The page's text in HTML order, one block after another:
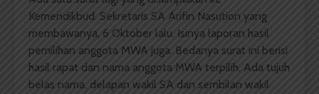
Kemendikbud. Sekretaris SA Arifin Nasution yang
membawanya, 6 Oktober lalu. Isinya laporan hasil
pemilihan anggota MWA juga. Bedanya surat ini berisi
hasil rapat dan nama anggota MWA terpilih. Ada tujuh
belas nama, delapan wakil SA dan sembilan wakil